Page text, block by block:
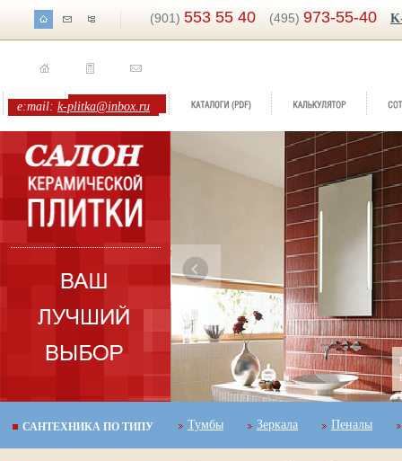
(901) 553 55 40 (495) 973-55-40
e:mail: k-plitka@inbox.ru
Senja
САНТЕХНИКА ПО ТИПУ Тумбы Зеркала Пеналы